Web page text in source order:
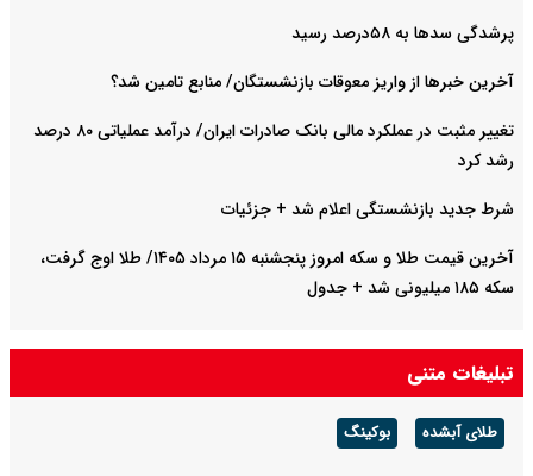
پرشدگی سدها به ۵۸درصد رسید
آخرین خبرها از واریز معوقات بازنشستگان/ منابع تامین شد؟
تغییر مثبت در عملکرد مالی بانک صادرات ایران/ درآمد عملیاتی ۸۰ درصد
رشد کرد
شرط جدید بازنشستگی اعلام شد + جزئیات
آخرین قیمت طلا و سکه امروز پنجشنبه ۱۵ مرداد ۱۴۰۵/ طلا اوج گرفت،
سکه ۱۸۵ میلیونی شد + جدول
تبلیغات متنی
طلای آبشده بوکینگ